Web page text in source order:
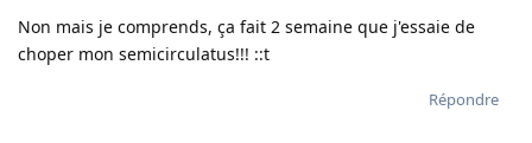
Non mais je comprends, ça fait 2 semaine que j'essaie de
choper mon semicirculatus!!! ::t
Répondre